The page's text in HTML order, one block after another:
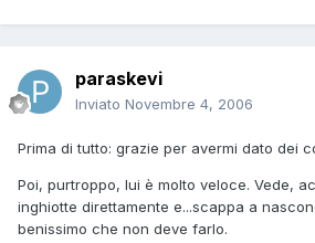
paraskevi
Inviato Novembre 4, 2006
Prima di tutto: grazie per avermi dato dei
Poi, purtroppo, lui è molto veloce. Vede,
inghiotte direttamente e...scappa a
benissimo che non deve farlo.